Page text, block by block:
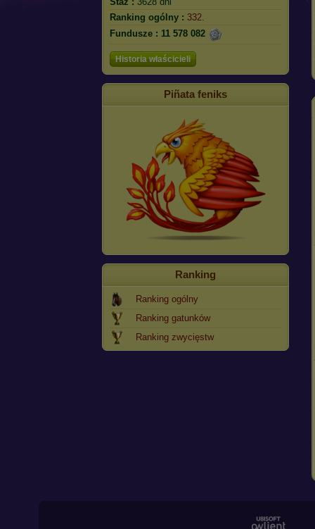
Ranking ogólny : 332.
Fundusze : 11 578 082
Historia właścicieli
Piñata feniks
Ranking
Ranking ogólny
Ranking gatunków
Ranking zwycięstw